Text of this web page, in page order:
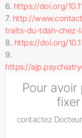
6. https://doi.org/
7. http://
traits-du-tdah-chez-
8. https://doi.org/
9.
https://
Pour
contactez